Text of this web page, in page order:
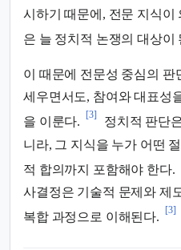
시하기 때문에, 전문 지식이
은 늘 정치적 논쟁의 대상이
이 때문에 전문성 중심의 판
세우면서도, 참여와 대표성
을 이룬다.
[3]
정치적 판단
니라, 그 지식을 누가 어떤
적 합의까지 포함해야 한다.
사결정은 기술적 문제와 제
복합 과정으로 이해된다.
[3]